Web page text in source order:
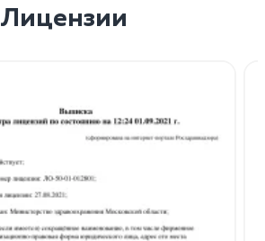
Лицензии